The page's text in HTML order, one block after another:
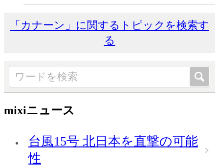
「カナーン」に関するトピックを検索す
る
mixiニュース
台風15号 北日本を直撃の可能
性